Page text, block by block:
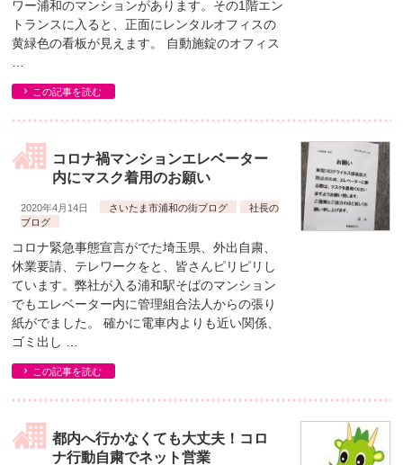
ワー浦和のマンションがあります。その1階エン
トランスに入ると、正面にレンタルオフィスの
黄緑色の看板が見えます。 自動施錠のオフィス
この記事を読む
コロナ禍マンションエレベーター
内にマスク着用のお願い
2020年4月14日 さいたま市浦和の街ブログ
社長の
ブログ
コロナ緊急事態宣言がでた埼玉県、外出自粛、
休業要請、テレワークをと、皆さんピリピリし
ています。弊社が入る浦和駅そばのマンション
でもエレベーター内に管理組合法人からの張り
紙がでました。 確かに電車内よりも近い関係、
ゴミ出し …
この記事を読む
都内へ行かなくても大丈夫！コロ
ナ行動自粛でネット営業